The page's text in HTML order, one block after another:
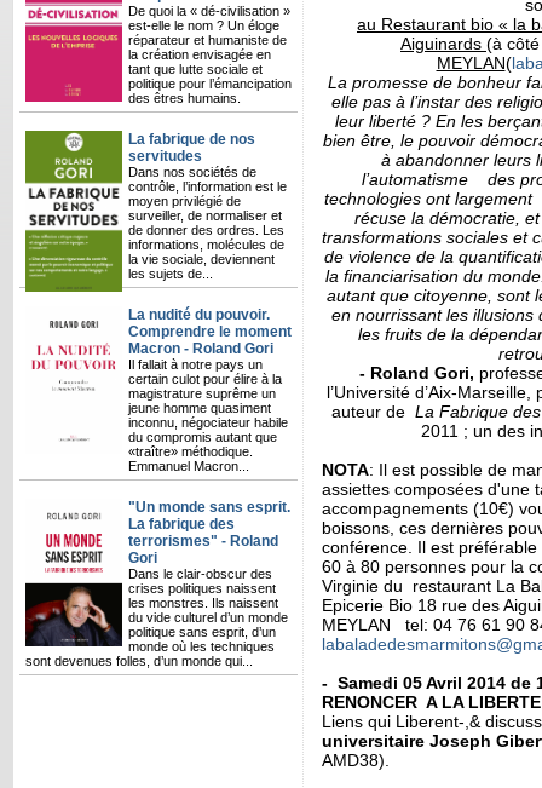
De quoi la « dé-civilisation »
est-elle le nom ? Un éloge
réparateur et humaniste de
la création envisagée en
tant que lutte sociale et
politique pour l’émancipation
des êtres humains.
La fabrique de nos
servitudes
Dans nos sociétés de
contrôle, l’information est le
moyen privilégié de
surveiller, de normaliser et
de donner des ordres. Les
informations, molécules de
la vie sociale, deviennent
les sujets de...
La nudité du pouvoir.
Comprendre le moment
Macron - Roland Gori
Il fallait à notre pays un
certain culot pour élire à la
magistrature suprême un
jeune homme quasiment
inconnu, négociateur habile
du compromis autant que
«traître» méthodique.
Emmanuel Macron...
"Un monde sans esprit.
La fabrique des
terrorismes" - Roland
Gori
Dans le clair-obscur des
crises politiques naissent
les monstres. Ils naissent
du vide culturel d’un monde
politique sans esprit, d’un
monde où les techniques
sont devenues folles, d’un monde qui...
au Restaurant bio « la
Aiguinards (à côté
MEYLAN(
La promesse de bonheur
elle pas à l’instar des
leur liberté ? En les
bien être, le pouvoir
à abandonner leurs
l’automatisme des
technologies ont
récuse la démocratie,
transformations sociales et
de violence de la
la financiarisation du
autant que citoyenne, sont
en nourrissant les illusions
les fruits de la
- Roland Gori,
l’Université d’Aix-
auteur de La Fabrique
2011 ; un des
NOTA: Il est possible de
assiettes composées d'une
accompagnements (10€)
boissons, ces dernières
conférence. Il est
60 à 80 personnes pour la
Virginie du restaurant La
Epicerie Bio 18 rue des
MEYLAN tel: 04 76 61 90
- Samedi 05 Avril 2014 de
RENONCER A LA
Liens qui Liberent-,&
universitaire Joseph
AMD38).